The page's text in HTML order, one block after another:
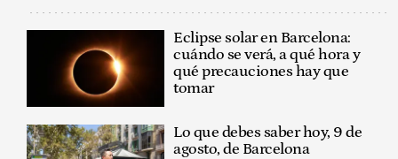
Eclipse solar en Barcelona:
cuándo se verá, a qué hora y
qué precauciones hay que
tomar
Lo que debes saber hoy, 9 de
agosto, de Barcelona